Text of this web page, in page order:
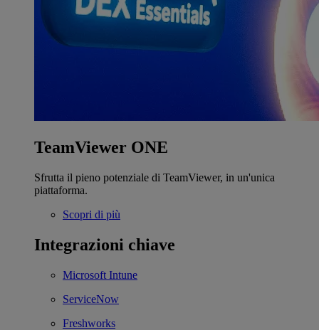
TeamViewer ONE
Sfrutta il pieno potenziale di TeamViewer, in un'unica
piattaforma.
Scopri di più
Integrazioni chiave
Microsoft Intune
ServiceNow
Freshworks